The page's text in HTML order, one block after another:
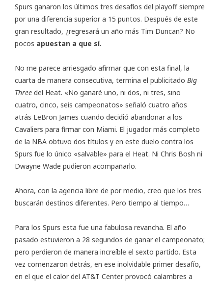
Spurs ganaron los últimos tres desafíos del playoff siempre
por una diferencia superior a 15 puntos. Después de este
gran resultado, ¿regresará un año más Tim Duncan? No
pocos apuestan a que sí.
No me parece arriesgado afirmar que con esta final, la
cuarta de manera consecutiva, termina el publicitado Big
Three del Heat. «No ganaré uno, ni dos, ni tres, sino
cuatro, cinco, seis campeonatos» señaló cuatro años
atrás LeBron James cuando decidió abandonar a los
Cavaliers para firmar con Miami. El jugador más completo
de la NBA obtuvo dos títulos y en este duelo contra los
Spurs fue lo único «salvable» para el Heat. Ni Chris Bosh ni
Dwayne Wade pudieron acompañarlo.
Ahora, con la agencia libre de por medio, creo que los tres
buscarán destinos diferentes. Pero tiempo al tiempo…
Para los Spurs esta fue una fabulosa revancha. El año
pasado estuvieron a 28 segundos de ganar el campeonato;
pero perdieron de manera increíble el sexto partido. Esta
vez comenzaron detrás, en ese inolvidable primer desafío,
en el que el calor del AT&T Center provocó calambres a